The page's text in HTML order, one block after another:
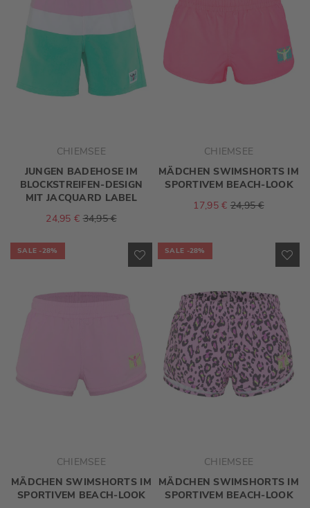
CHIEMSEE
JUNGEN BADEHOSE IM
BLOCKSTREIFEN-DESIGN
MIT JACQUARD LABEL
24,95 € 34,95 €
CHIEMSEE
MÄDCHEN SWIMSHORTS IM
SPORTIVEM BEACH-LOOK
17,95 € 24,95 €
SALE -28%
ZUR
HINZUFÜGEN
CHIEMSEE
MÄDCHEN SWIMSHORTS IM
SPORTIVEM BEACH-LOOK
SALE -28%
CHIEMSEE
MÄDCHEN SWIMSHORTS IM
SPORTIVEM BEACH-LOOK